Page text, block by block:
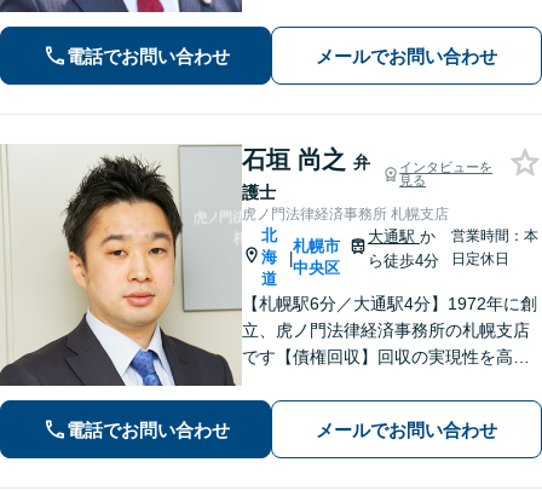
婚、相続等）に力を入れてきました。
「お願いして良かった」そうお言葉を
いただくことが何より嬉しいです【西1
1丁目駅5分】
電話でお問い合わせ メールでお問い合わせ
石垣 尚之 弁
護士
インタビューを
見る
虎ノ門法律経済事務所 札幌支店
北
海
道
|
札幌市
中央区
大通駅 か
ら徒歩4分
営業時間：本
日定休日
【札幌駅6分／大通駅4分】1972年に創
立、虎ノ門法律経済事務所の札幌支店
です【債権回収】回収の実現性を高め
けます【労働・雇用】労使双方の対応
経験を活かし、相談者さまのご要望に
沿った解決策をご提案いたします
電話でお問い合わせ メールでお問い合わせ